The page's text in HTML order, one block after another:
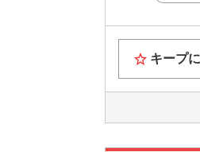
キープ